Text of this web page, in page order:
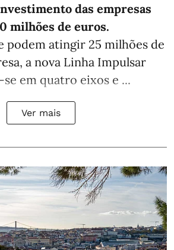
das empresas
milhões de euros.
podem atingir 25 milhões de
a nova Linha Impulsar
em quatro eixos e ...
Ver mais